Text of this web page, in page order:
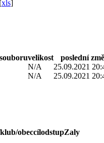
[xls]
velikost
poslední
N/A
25.09.2021
N/A 25.09.2021
obeccílodstupZaly